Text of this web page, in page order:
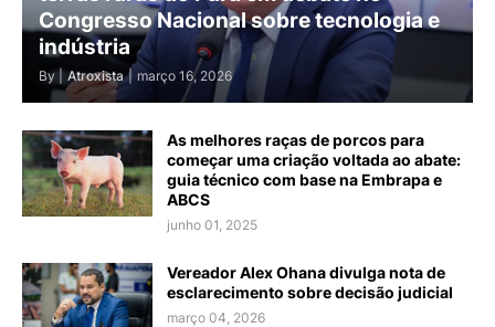
Congresso Nacional sobre tecnologia e
indústria
By | Atroxista | março 16, 2026
As melhores raças de porcos para
começar uma criação voltada ao abate:
guia técnico com base na Embrapa e
ABCS
junho 01, 2025
Vereador Alex Ohana divulga nota de
esclarecimento sobre decisão judicial
março 04, 2026